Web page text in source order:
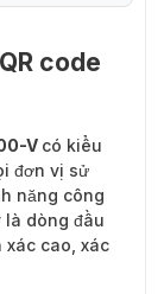
code
V có kiểu
đơn vị sử
năng công
dòng đầu
xác cao, xác